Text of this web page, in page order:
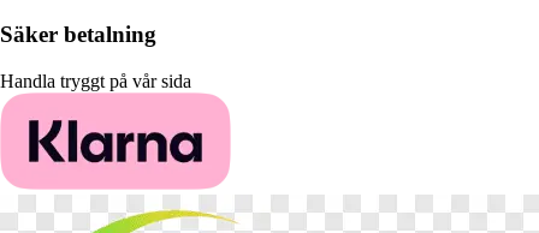
Säker betalning
Handla tryggt på vår sida